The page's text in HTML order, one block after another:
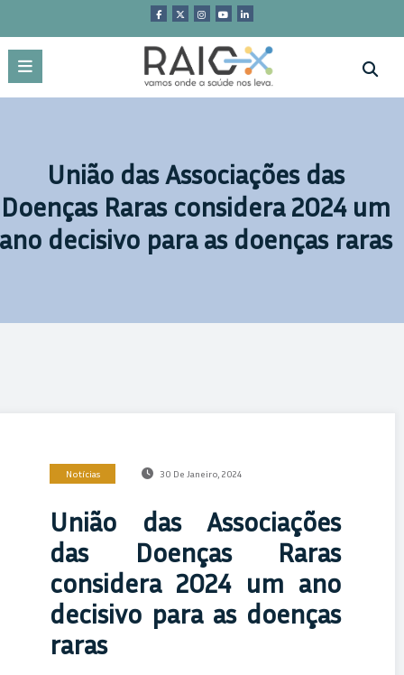
conteúdo
União das Associações das
Doenças Raras considera 2024 um
decisivo para as doenças raras
Notícias 30 De Janeiro, 2024
União das Associações
das Doenças Raras
considera 2024 um ano
decisivo para as doenças
raras